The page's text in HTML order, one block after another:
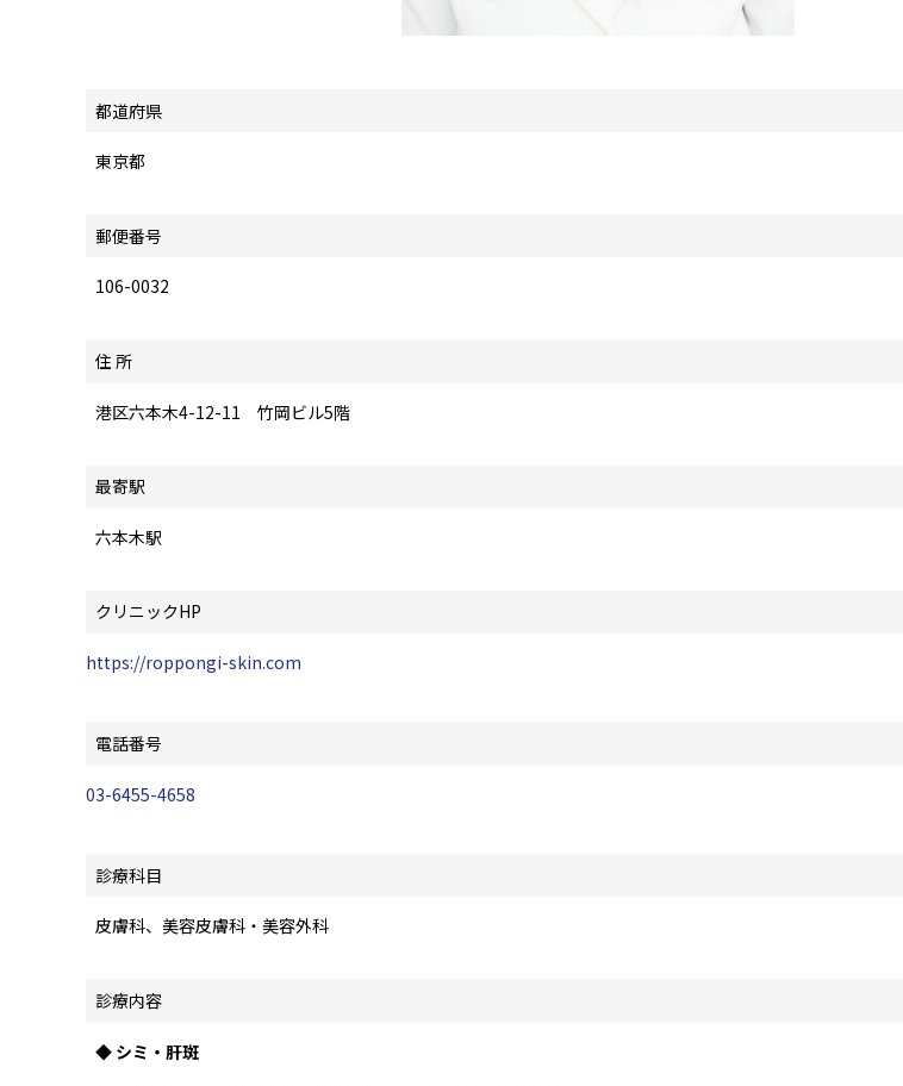
都道府県
東京都
郵便番号
106-0032
住 所
港区六本木4-12-11 竹岡ビル5階
最寄駅
六本木駅
クリニックHP
https://roppongi-skin.com
電話番号
03-6455-4658
診療科目
皮膚科、美容皮膚科・美容外科
診療内容
◆ シミ・肝斑